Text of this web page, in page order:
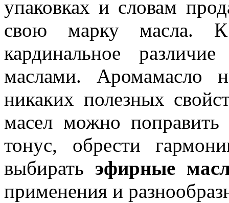
упаковках и словам
свою марку масла.
кардинальное
маслами. Аромамасло
никаких полезных
масел можно поправить
тонус, обрести
выбирать эфирные
применения и